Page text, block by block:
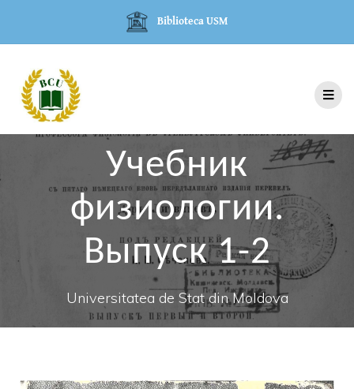
Biblioteca USM
Учебник
физиологии.
Выпуск 1-2
Universitatea de Stat din Moldova